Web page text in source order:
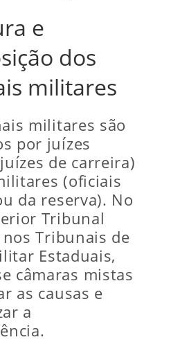
e
dos
militares
militares são
por juízes
de carreira)
(oficiais
da reserva). No
Tribunal
Tribunais de
Estaduais,
câmaras mistas
as causas e
a